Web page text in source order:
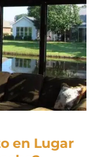
en Lugar